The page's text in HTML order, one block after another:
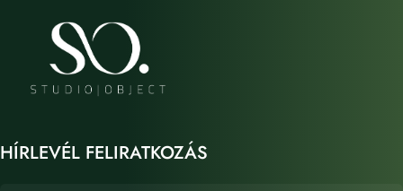
STUDIO OBJECT
HÍRLEVÉL FELIRATKOZÁS